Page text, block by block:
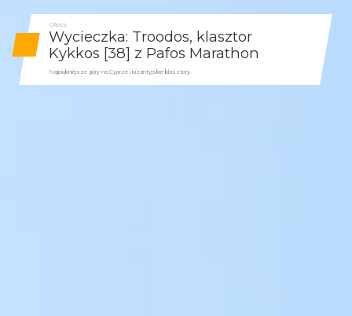
Oferta
Wycieczka: Troodos, klasztor
Kykkos [38] z Pafos Marathon
Najpiękniejsze góry na Cyprze i bizantyjskie klasztory